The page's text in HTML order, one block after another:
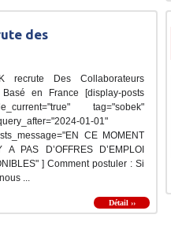
des
recrute Des Collaborateurs
Basé en France [display-posts
tag="sobek"
01-01"
CE MOMENT
A PAS D’OFFRES D’EMPLOI
] Comment postuler : Si
...
Détail ››